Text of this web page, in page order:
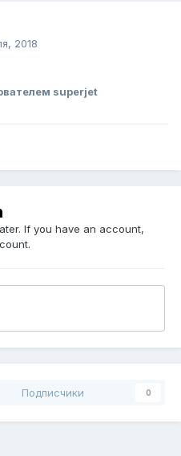
2018
superjet
If you have an account,
Подписчики 0